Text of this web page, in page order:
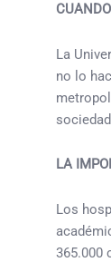
La
no lo
LA
Los
365.000